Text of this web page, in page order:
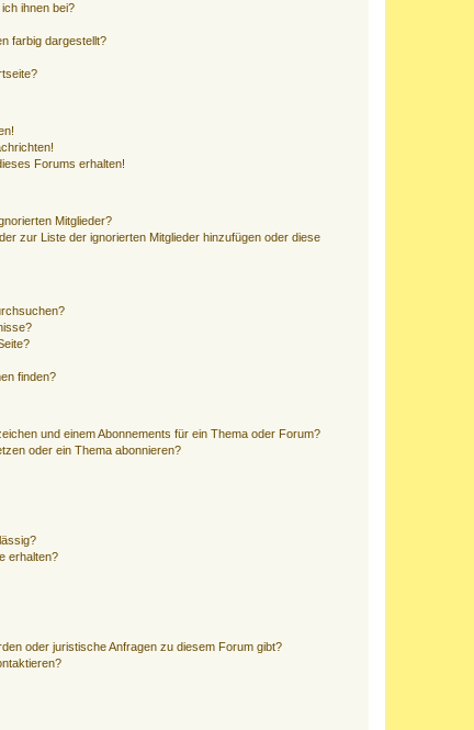
ihnen bei?
farbig dargestellt?
Forums erhalten!
Mitglieder?
zur Liste der ignorierten Mitglieder hinzufügen oder diese
finden?
und einem Abonnements für ein Thema oder Forum?
oder ein Thema abonnieren?
erhalten?
oder juristische Anfragen zu diesem Forum gibt?